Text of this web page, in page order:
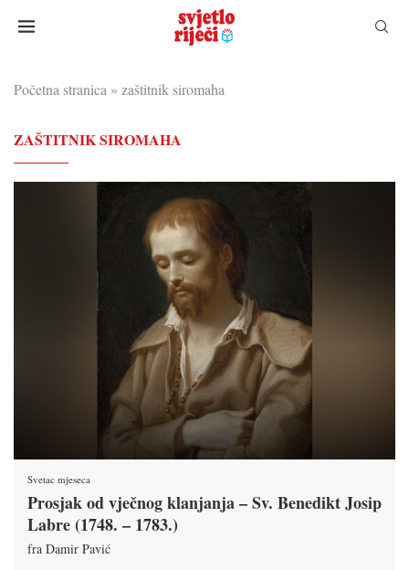
Početna stranica » zaštitnik siromaha
ZAŠTITNIK SIROMAHA
Svetac mjeseca
Prosjak od vječnog klanjanja – Sv. Benedikt Josip
Labre (1748. – 1783.)
fra Damir Pavić